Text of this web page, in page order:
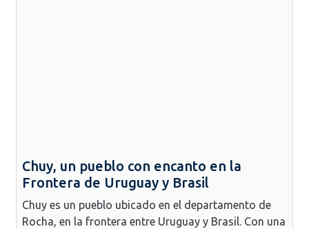
Chuy, un pueblo con encanto en la
Frontera de Uruguay y Brasil
Chuy es un pueblo ubicado en el departamento de
Rocha, en la frontera entre Uruguay y Brasil. Con una